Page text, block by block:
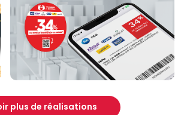
plus de réalisations